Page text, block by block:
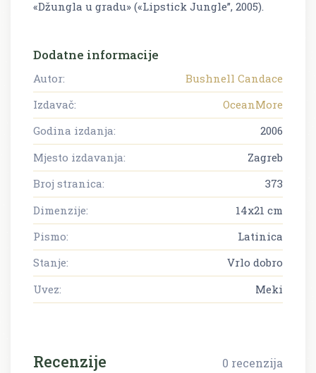
«Džungla u gradu» («Lipstick Jungle”, 2005).
Dodatne informacije
Autor:
Bushnell Candace
Izdavač:
OceanMore
Godina izdanja:
2006
Mjesto izdavanja:
Zagreb
Broj stranica:
373
Dimenzije:
14x21 cm
Pismo:
Latinica
Stanje:
Vrlo dobro
Uvez:
Meki
Recenzije 0 recenzija